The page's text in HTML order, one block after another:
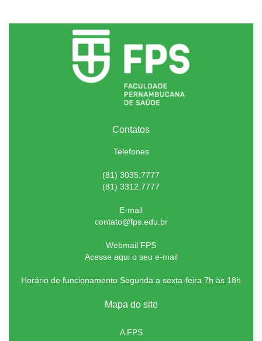
Contatos
Telefones
(81) 3035.7777
(81) 3312.7777
E-mail
contato@fps.edu.br
Webmail FPS
Acesse aqui o seu e-mail
Horário de funcionamento Segunda a sexta-feira 7h às 18h
Mapa do site
A FPS